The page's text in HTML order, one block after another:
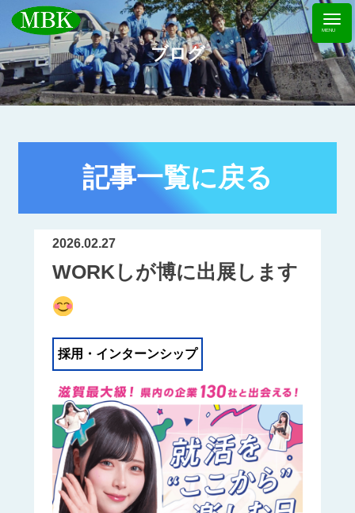
ブログ
記事一覧に戻る
2026.02.27
WORKしが博に出展します
採用・インターンシップ